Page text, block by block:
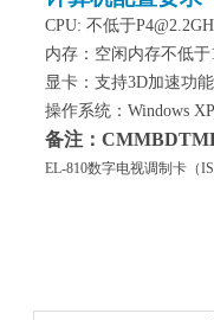
CPU: 不低于P4@
内存 ： 空闲内存不低于
显卡 ： 支持3D加速功
操作系统：Windows
备注 ：
EL-810数字电视调制卡（